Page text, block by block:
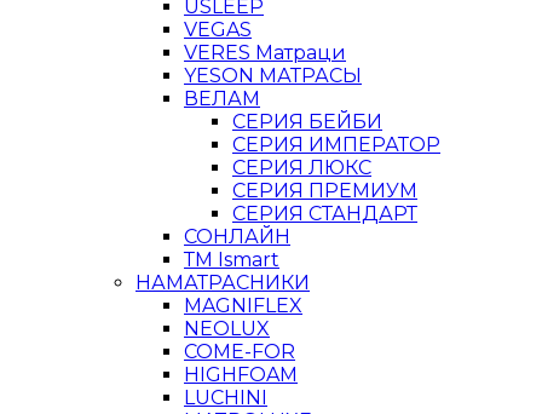
USLEEP
VEGAS
VERES Матраци
YESON МАТРАСЫ
ВЕЛАМ
СЕРИЯ БЕЙБИ
СЕРИЯ ИМПЕРАТОР
СЕРИЯ ЛЮКС
СЕРИЯ ПРЕМИУМ
СЕРИЯ СТАНДАРТ
СОНЛАЙН
ТМ Ismart
НАМАТРАСНИКИ
MAGNIFLEX
NEOLUX
COME-FOR
HIGHFOAM
LUCHINI